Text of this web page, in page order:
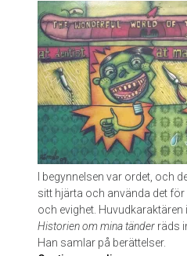
S
t
r
ö
m
I begynnelsen var ordet, och
sitt hjärta och använda det för
och evighet.
Historien om mina tänder räds
Han samlar på berättelser.